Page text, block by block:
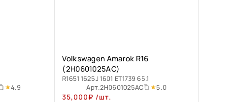
4.9
Volkswagen Amarok R16
(2H0601025AC)
R1651 1625J 1601 ET1739 65.1
Арт.2H0601025AC 5.0
35,000₽ /шт.